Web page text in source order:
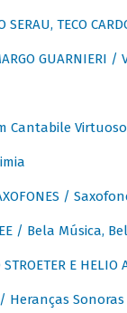
SERAU, TECO
Cantabile
/
/ Bela
STROETER E
/ Heranças Sonoras